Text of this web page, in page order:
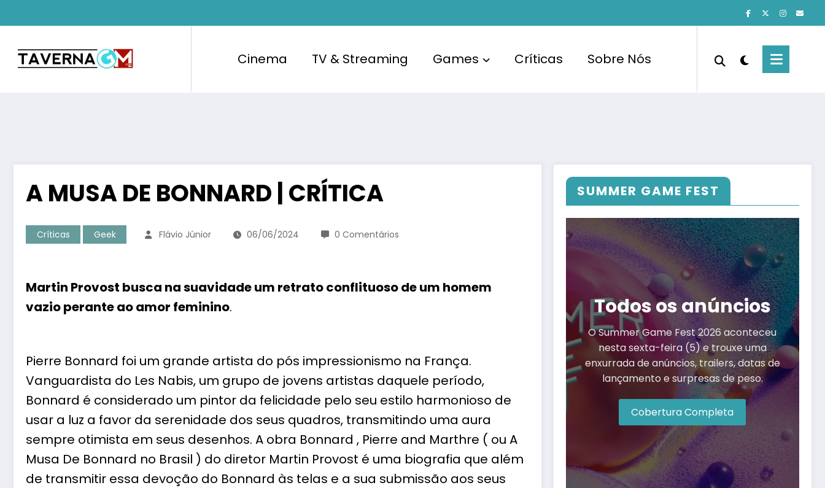
para
conteúdo
Cinema TV & Streaming Games Críticas Sobre Nós
A MUSA DE BONNARD | CRÍTICA
Críticas Geek Flávio Júnior 06/06/2024 0 Comentários
Martin Provost busca na suavidade um retrato conflituoso de um homem
vazio perante ao amor feminino.
Pierre Bonnard foi um grande artista do pós impressionismo na França.
Vanguardista do Les Nabis, um grupo de jovens artistas daquele período,
Bonnard é considerado um pintor da felicidade pelo seu estilo harmonioso de
usar a luz a favor da serenidade dos seus quadros, transmitindo uma aura
sempre otimista em seus desenhos. A obra Bonnard , Pierre and Marthre ( ou A
Musa De Bonnard no Brasil ) do diretor Martin Provost é uma biografia que além
de transmitir essa devoção do Bonnard às telas e a sua submissão aos seus
SUMMER GAME FEST
Todos os anúncios
O Summer Game Fest 2026 aconteceu
nesta sexta-feira (5) e trouxe uma
enxurrada de anúncios, trailers, datas de
lançamento e surpresas de peso.
Cobertura Completa